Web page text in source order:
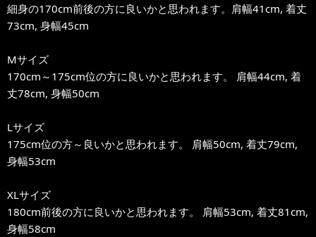
細身の170cm前後の方に良いかと思われます。肩幅41cm, 着丈
73cm, 身幅45cm
Mサイズ
170cm～175cm位の方に良いかと思われます。 肩幅44cm, 着
丈78cm, 身幅50cm
Lサイズ
175cm位の方～良いかと思われます。 肩幅50cm, 着丈79cm,
身幅53cm
XLサイズ
180cm前後の方に良いかと思われます。 肩幅53cm, 着丈81cm,
身幅58cm